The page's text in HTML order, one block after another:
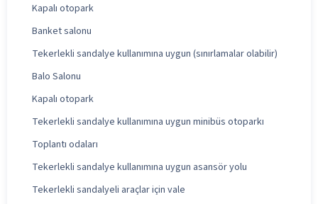
Kapalı otopark
Banket salonu
Tekerlekli sandalye kullanımına uygun (sınırlamalar olabilir)
Balo Salonu
Kapalı otopark
Tekerlekli sandalye kullanımına uygun minibüs otoparkı
Toplantı odaları
Tekerlekli sandalye kullanımına uygun asansör yolu
Tekerlekli sandalyeli araçlar için vale